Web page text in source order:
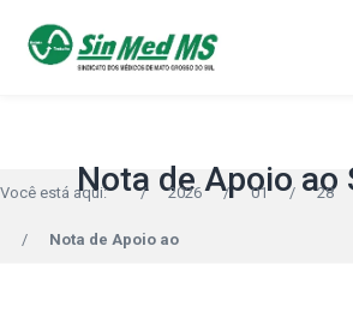
Nota de Apoio ao
Você está aqui: / 2026 / 01 / 28
/ Nota de Apoio ao